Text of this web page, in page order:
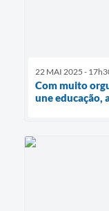
22 MAI 2025 -
Com muito
une educação,